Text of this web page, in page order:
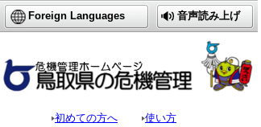
Foreign Languages 音声読み上げ
初めての方へ
使い方